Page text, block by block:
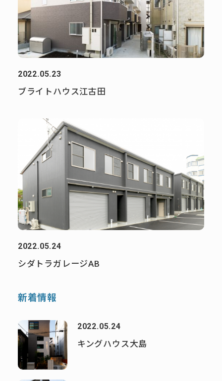
2022.05.23
ブライトハウス江古田
2022.05.24
シダトラガレージAB
新着情報
2022.05.24
キングハウス大島